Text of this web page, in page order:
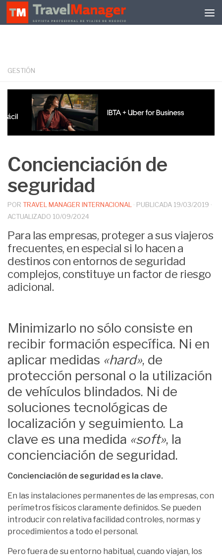
Debajo del contenido
GESTIÓN
Concienciación de
seguridad
POR TRAVEL MANAGER INTERNACIONAL · PUBLICADA 19/03/2019 ·
ACTUALIZADO 10/09/2024
Para las empresas, proteger a sus viajeros
frecuentes, en especial si lo hacen a
destinos con entornos de seguridad
complejos, constituye un factor de riesgo
adicional.
Minimizarlo no sólo consiste en
recibir formación específica. Ni en
aplicar medidas «hard», de
protección personal o la utilización
de vehículos blindados. Ni de
soluciones tecnológicas de
localización y seguimiento. La
clave es una medida «soft», la
concienciación de seguridad.
Concienciación de seguridad es la clave.
En las instalaciones permanentes de las empresas, con
perímetros físicos claramente definidos. Se pueden
introducir con relativa facilidad controles, normas y
procedimientos a todo el personal.
Pero fuera de su entorno habitual, cuando viajan, los